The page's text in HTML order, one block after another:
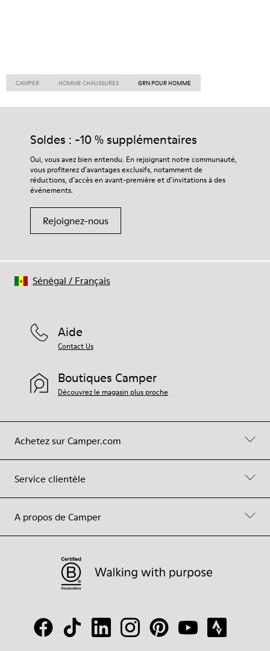
CAMPER HOMME CHAUSSURES GRN POUR HOMME
Soldes : -10 % supplémentaires
Oui, vous avez bien entendu. En rejoignant notre communauté,
vous profiterez d’avantages exclusifs, notamment de
réductions, d’accès en avant-première et d’invitations à des
événements.
Rejoignez-nous
Achetez sur Camper.com
Service clientèle
A propos de Camper
Aide
Contact Us
Boutiques Camper
Découvrez le magasin plus proche
Sénégal / Français